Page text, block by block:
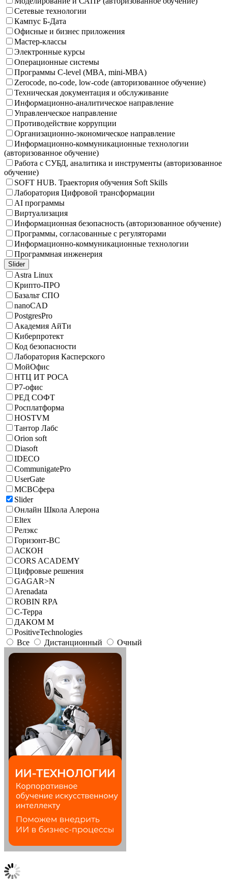
Сетевые технологии
Кампус Б-Дата
Офисные и бизнес приложения
Мастер-классы
Электронные курсы
Операционные системы
Программы C-level (MBA, mini-MBA)
Zerocode, no-code, low-code (авторизованное обучение)
Техническая документация и обслуживание
Информационно-аналитическое направление
Управленческое направление
Противодействие коррупции
Организационно-экономическое направление
Информационно-коммуникационные технологии
(авторизованное обучение)
Работа с СУБД, аналитика и инструменты (авторизованное
обучение)
SOFT HUB. Траектория обучения Soft Skills
Лаборатория Цифровой трансформации
AI программы
Виртуализация
Информационная безопасность (авторизованное обучение)
Программы, согласованные с регуляторами
Информационно-коммуникационные технологии
Программная инженерия
Slider
Astra Linux
Крипто-ПРО
Базальт СПО
nanoCAD
PostgresPro
Академия АйТи
Киберпротект
Код безопасности
Лаборатория Касперского
МойОфис
НТЦ ИТ РОСА
Р7-офис
РЕД СОФТ
Росплатформа
HOSTVM
Тантор Лабс
Orion soft
Diasoft
IDECO
CommunigatePro
UserGate
МСВСфера
Slider
Онлайн Школа Алерона
Eltex
Релэкс
Горизонт-ВС
АСКОН
CORS ACADEMY
Цифровые решения
GAGAR>N
Arenadata
ROBIN RPA
С-Терра
ДАКОМ М
PositiveTechnologies
Все
Дистанционный Очный